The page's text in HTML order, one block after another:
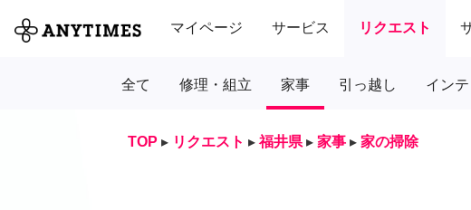
マイページ サービス リクエスト
全て 修理・組立 家事 引っ越し イン
TOP ▸ リクエスト ▸ 福井県 ▸ 家事 ▸ 家の掃除